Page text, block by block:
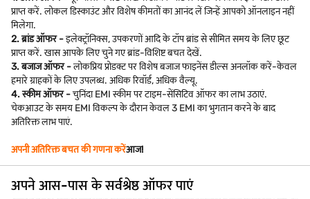
प्राप्त करें. लोकल डिस्काउंट और विशेष कीमतों का आनंद लें जिन्हें आपको ऑनलाइन नहीं
मिलेगा.
2. ब्रांड ऑफर -इलेक्ट्रॉनिक्स, उपकरणों आदि के टॉप ब्रांड से सीमित समय के लिए छूट
प्राप्त करें. खास आपके लिए चुने गए ब्रांड-विशिष्ट बचत देखें.
3. बजाज ऑफर -लोकप्रिय प्रोडक्ट पर विशेष बजाज फाइनेंस डील्स अनलॉक करें-केवल
हमारे ग्राहकों के लिए उपलब्ध. अधिक रिवॉर्ड, अधिक वैल्यू.
4. स्कीम ऑफर -चुनिंदा EMI स्कीम पर टाइम-सेंसिटिव ऑफर का लाभ उठाएं.
चेकआउट के समय EMI विकल्प के दौरान केवल 3 EMI का भुगतान करने के बाद
अतिरिक्त लाभ पाएं.
अपनी अतिरिक्त बचत की गणना करेंआज!
अपने आस-पास के सर्वश्रेष्ठ ऑफर पाएं